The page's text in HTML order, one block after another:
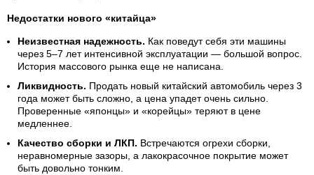
Недостатки нового «китайца»
Неизвестная надежность. Как поведут себя эти машины
через 5–7 лет интенсивной эксплуатации — большой вопрос.
История массового рынка еще не написана.
Ликвидность. Продать новый китайский автомобиль через 3
года может быть сложно, а цена упадет очень сильно.
Проверенные «японцы» и «корейцы» теряют в цене
медленнее.
Качество сборки и ЛКП. Встречаются огрехи сборки,
неравномерные зазоры, а лакокрасочное покрытие может
быть довольно тонким.